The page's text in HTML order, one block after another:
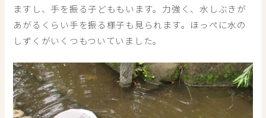
ますし、手を振る子どももいます。力強く、水しぶきが
あがるくらい手を振る様子も見られます。ほっぺに水の
しずくがいくつもついていました。